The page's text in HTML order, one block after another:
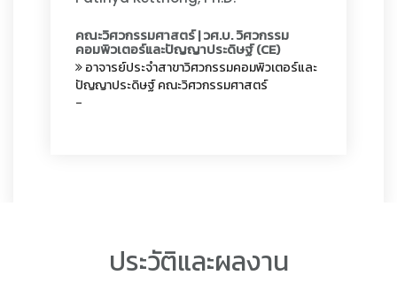
คณะวิศวกรรมศาสตร์ | วศ.บ. วิศวกรรม
คอมพิวเตอร์และปัญญาประดิษฐ์ (CE)
อาจารย์ประจำสาขาวิศวกรรมคอมพิวเตอร์และ
ปัญญาประดิษฐ์ คณะวิศวกรรมศาสตร์
-
ประวัติและผลงาน